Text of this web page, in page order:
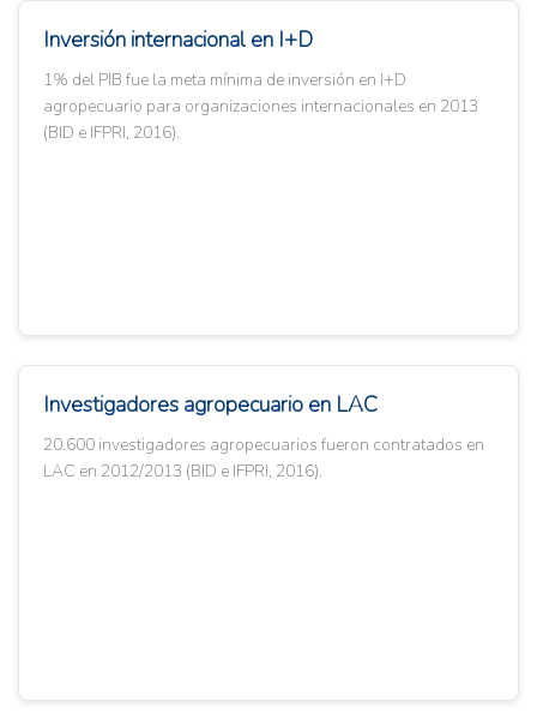
Inversión internacional en I+D
1% del PIB fue la meta mínima de inversión en I+D
agropecuario para organizaciones internacionales en 2013
(BID e IFPRI, 2016).
Investigadores agropecuario en LAC
20.600 investigadores agropecuarios fueron contratados en
LAC en 2012/2013 (BID e IFPRI, 2016).